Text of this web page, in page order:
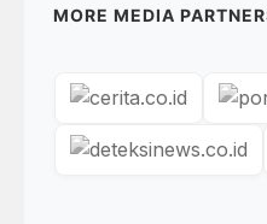
MORE MEDIA